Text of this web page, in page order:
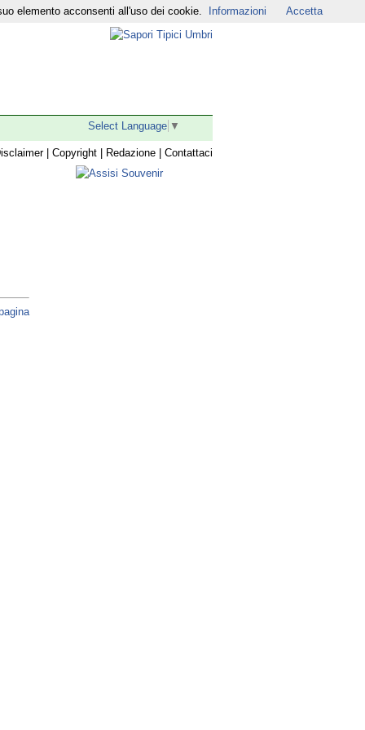
|YouTube|
Select Language ▼
| Copyright Redazione Contattaci
elemento acconsenti all'uso dei cookie. Informazioni Accetta